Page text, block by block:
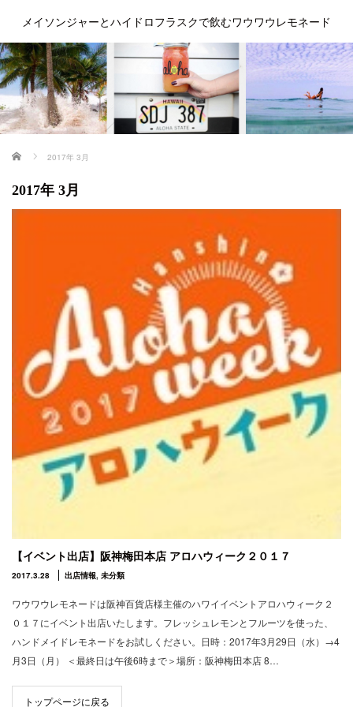
メイソンジャーとハイドロフラスクで飲むワウワウレモネード
ホーム 2017年 3月
2017年 3月
【イベント出店】阪神梅田本店 アロハウィーク２０１７
2017.3.28 出店情報, 未分類
ワウワウレモネードは阪神百貨店様主催のハワイイベントアロハウィーク２
０１７にイベント出店いたします。フレッシュレモンとフルーツを使った、
ハンドメイドレモネードをお試しください。日時：2017年3月29日（水）→4
月3日（月） ＜最終日は午後6時まで＞場所：阪神梅田本店 8…
トップページに戻る